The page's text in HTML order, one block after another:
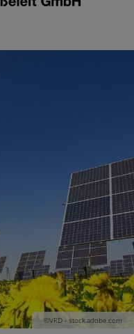
©VRD - stock.adobe.com